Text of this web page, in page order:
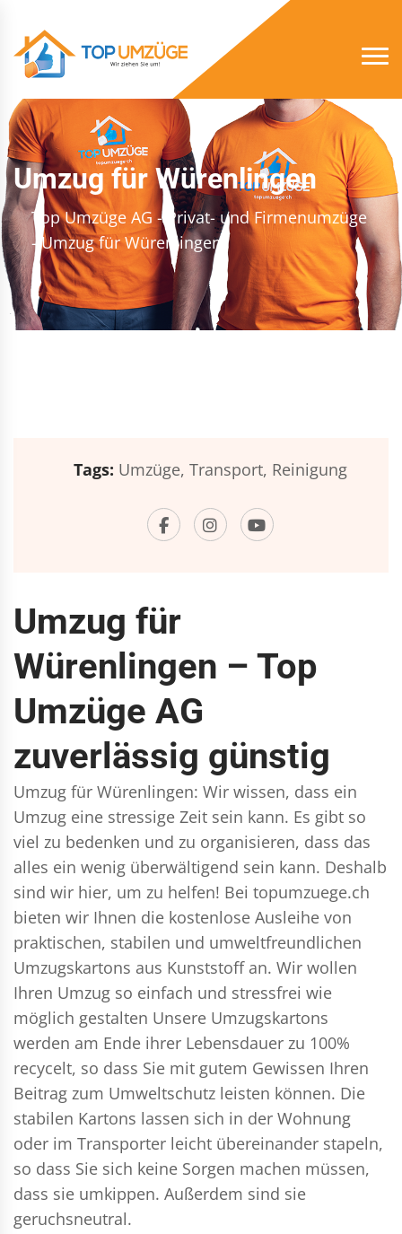
Umzug für Würenlingen
Top Umzüge AG - Privat- und Firmenumzüge
- Umzug für Würenlingen
Tags: Umzüge, Transport, Reinigung
Umzug für
Würenlingen – Top
Umzüge AG
zuverlässig günstig
Umzug für Würenlingen: Wir wissen, dass ein
Umzug eine stressige Zeit sein kann. Es gibt so
viel zu bedenken und zu organisieren, dass das
alles ein wenig überwältigend sein kann. Deshalb
sind wir hier, um zu helfen! Bei topumzuege.ch
bieten wir Ihnen die kostenlose Ausleihe von
praktischen, stabilen und umweltfreundlichen
Umzugskartons aus Kunststoff an. Wir wollen
Ihren Umzug so einfach und stressfrei wie
möglich gestalten Unsere Umzugskartons
werden am Ende ihrer Lebensdauer zu 100%
recycelt, so dass Sie mit gutem Gewissen Ihren
Beitrag zum Umweltschutz leisten können. Die
stabilen Kartons lassen sich in der Wohnung
oder im Transporter leicht übereinander stapeln,
so dass Sie sich keine Sorgen machen müssen,
dass sie umkippen. Außerdem sind sie
geruchsneutral.